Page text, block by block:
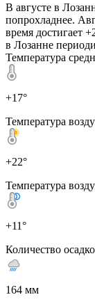
В августе в
попрохладнее.
время достигает
в Лозанне
Температура
+17°
Температура
+22°
Температура
+11°
Количество
164 мм